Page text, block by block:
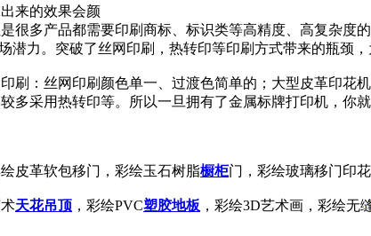
来的效果会颜
多产品都需要印刷商标、标识类等高精度、高复杂度的
力。突破了丝网印刷，热转印等印刷方式带来的瓶颈，
刷：丝网印刷颜色单一、过渡色简单的；大型皮革印花
采用热转印等。所以一旦拥有了金属标牌打印机，你
皮革软包移门，彩绘玉石树脂橱柜门，彩绘玻璃移门印
天花吊顶 ，彩绘PVC塑胶地板 ，彩绘3D艺术画，彩绘无